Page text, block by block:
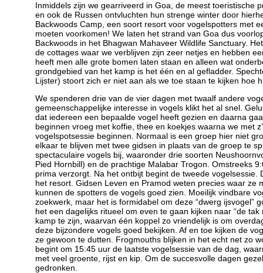
Inmiddels zijn we gearriveerd in Goa, de meest toeristische
en ook de Russen ontvluchten hun strenge winter door
Backwoods Camp, een soort resort voor vogelspotters met
moeten voorkomen! We laten het strand van Goa dus
Backwoods in het Bhagwan Mahaveer Wildlife Sanctuary.
de cottages waar we verblijven zijn zeer netjes en hebben
heeft men alle grote bomen laten staan en alleen wat
grondgebied van het kamp is het één en al gefladder.
Lijster) stoort zich er niet aan als we toe staan te kijken hoe
We spenderen drie van de vier dagen met twaalf andere
gemeenschappelijke interesse in vogels klikt het al snel.
dat iedereen een bepaalde vogel heeft gezien en daarna
beginnen vroeg met koffie, thee en koekjes waarna we met
vogelspotsessie beginnen. Normaal is een groep hier niet
elkaar te blijven met twee gidsen in plaats van de groep te
spectaculaire vogels bij, waaronder drie soorten
Pied Hornbill) en de prachtige Malabar Trogon. Omstreeks
prima verzorgt. Na het ontbijt begint de tweede
het resort. Gidsen Leven en Pramod weten precies waar
kunnen de spotters de vogels goed zien. Moeilijk vindbare
zoekwerk, maar het is formidabel om deze “dwerg ijsvogel”
het een dagelijks ritueel om even te gaan kijken naar “de
kamp te zijn, waarvan één koppel zo vriendelijk is om
deze bijzondere vogels goed bekijken. Af en toe kijken de
ze gewoon te dutten. Frogmouths blijken in het echt net zo
begint om 15:45 uur de laatste vogelsessie van de dag,
met veel groente, rijst en kip. Om de succesvolle dagen
gedronken.